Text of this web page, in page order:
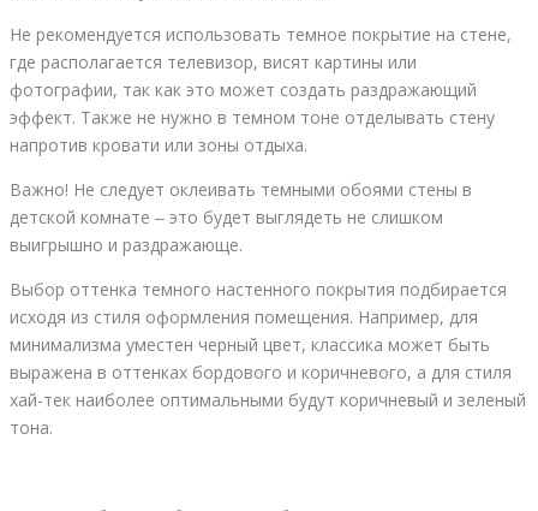
Не рекомендуется использовать темное покрытие на стене,
где располагается телевизор, висят картины или
фотографии, так как это может создать раздражающий
эффект. Также не нужно в темном тоне отделывать стену
напротив кровати или зоны отдыха.
Важно! Не следует оклеивать темными обоями стены в
детской комнате ‒ это будет выглядеть не слишком
выигрышно и раздражающе.
Выбор оттенка темного настенного покрытия подбирается
исходя из стиля оформления помещения. Например, для
минимализма уместен черный цвет, классика может быть
выражена в оттенках бордового и коричневого, а для стиля
хай-тек наиболее оптимальными будут коричневый и зеленый
тона.